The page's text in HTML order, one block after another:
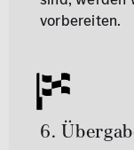
vorbereiten.
6.